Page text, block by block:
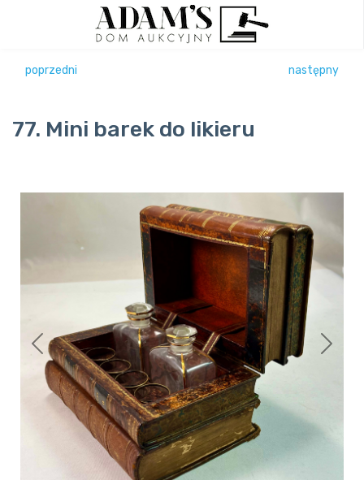
poprzedni następny
77. Mini barek do likieru
Previous Next